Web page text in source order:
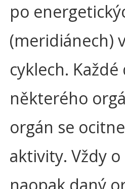
po
(meridiánech)
cyklech.
některého
orgán se
aktivity. Vždy